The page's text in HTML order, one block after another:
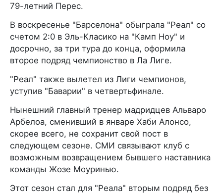
79-летний Перес.
В воскресенье "Барселона" обыграла "Реал" со
счетом 2:0 в Эль-Класико на "Камп Ноу" и
досрочно, за три тура до конца, оформила
второе подряд чемпионство в Ла Лиге.
"Реал" также вылетел из Лиги чемпионов,
уступив "Баварии" в четвертьфинале.
Нынешний главный тренер мадридцев Альваро
Арбелоа, сменивший в январе Хаби Алонсо,
скорее всего, не сохранит свой пост в
следующем сезоне. СМИ связывают клуб с
возможным возвращением бывшего наставника
команды Жозе Моуринью.
Этот сезон стал для "Реала" вторым подряд без